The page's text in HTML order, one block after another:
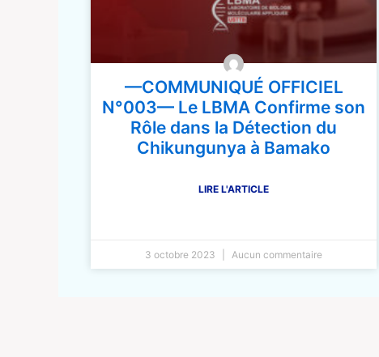
—COMMUNIQUÉ OFFICIEL
N°003— Le LBMA Confirme son
Rôle dans la Détection du
Chikungunya à Bamako
LIRE L'ARTICLE
3 octobre 2023 Aucun commentaire